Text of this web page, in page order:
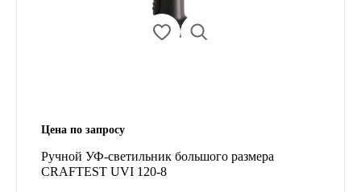
Цена по запросу
Ручной УФ-светильник большого размера
CRAFTEST UVI 120-8